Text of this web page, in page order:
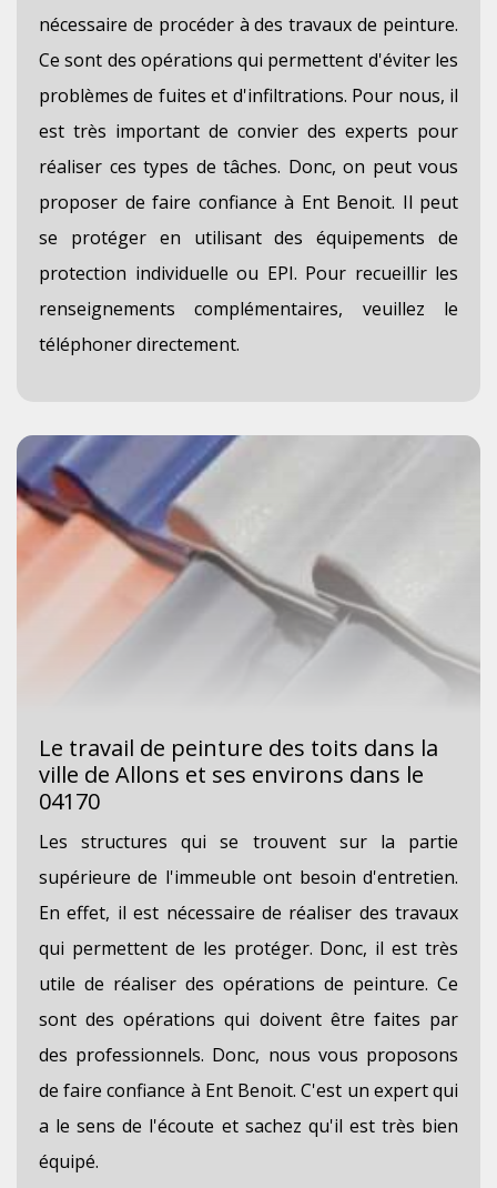
nécessaire de procéder à des travaux de peinture.
Ce sont des opérations qui permettent d'éviter les
problèmes de fuites et d'infiltrations. Pour nous, il
est très important de convier des experts pour
réaliser ces types de tâches. Donc, on peut vous
proposer de faire confiance à Ent Benoit. Il peut
se protéger en utilisant des équipements de
protection individuelle ou EPI. Pour recueillir les
renseignements complémentaires, veuillez le
téléphoner directement.
Le travail de peinture des toits dans la
ville de Allons et ses environs dans le
04170
Les structures qui se trouvent sur la partie
supérieure de l'immeuble ont besoin d'entretien.
En effet, il est nécessaire de réaliser des travaux
qui permettent de les protéger. Donc, il est très
utile de réaliser des opérations de peinture. Ce
sont des opérations qui doivent être faites par
des professionnels. Donc, nous vous proposons
de faire confiance à Ent Benoit. C'est un expert qui
a le sens de l'écoute et sachez qu'il est très bien
équipé.